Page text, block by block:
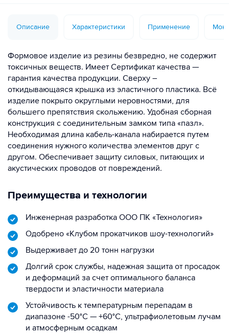
Описание Характеристики Применение
Формовое изделие из резины безвредно, не содержит
токсичных веществ. Имеет Сертификат качества —
гарантия качества продукции. Сверху –
откидывающаяся крышка из эластичного пластика. Всё
изделие покрыто округлыми неровностями, для
большего препятствия скольжению. Удобная сборная
конструкция с соединительным замком типа «пазл».
Необходимая длина кабель-канала набирается путем
соединения нужного количества элементов друг с
другом. Обеспечивает защиту силовых, питающих и
акустических проводов от повреждений.
Преимущества и технологии
Инженерная разработка ООО ПК «Технология»
Одобрено «Клубом прокатчиков шоу-технологий»
Выдерживает до 20 тонн нагрузки
Долгий срок службы, надежная защита от просадок
и деформаций за счет оптимального баланса
твердости и эластичности материала
Устойчивость к температурным перепадам в
диапазоне -50°C — +60°C, ультрафиолетовым лучам
и атмосферным осадкам